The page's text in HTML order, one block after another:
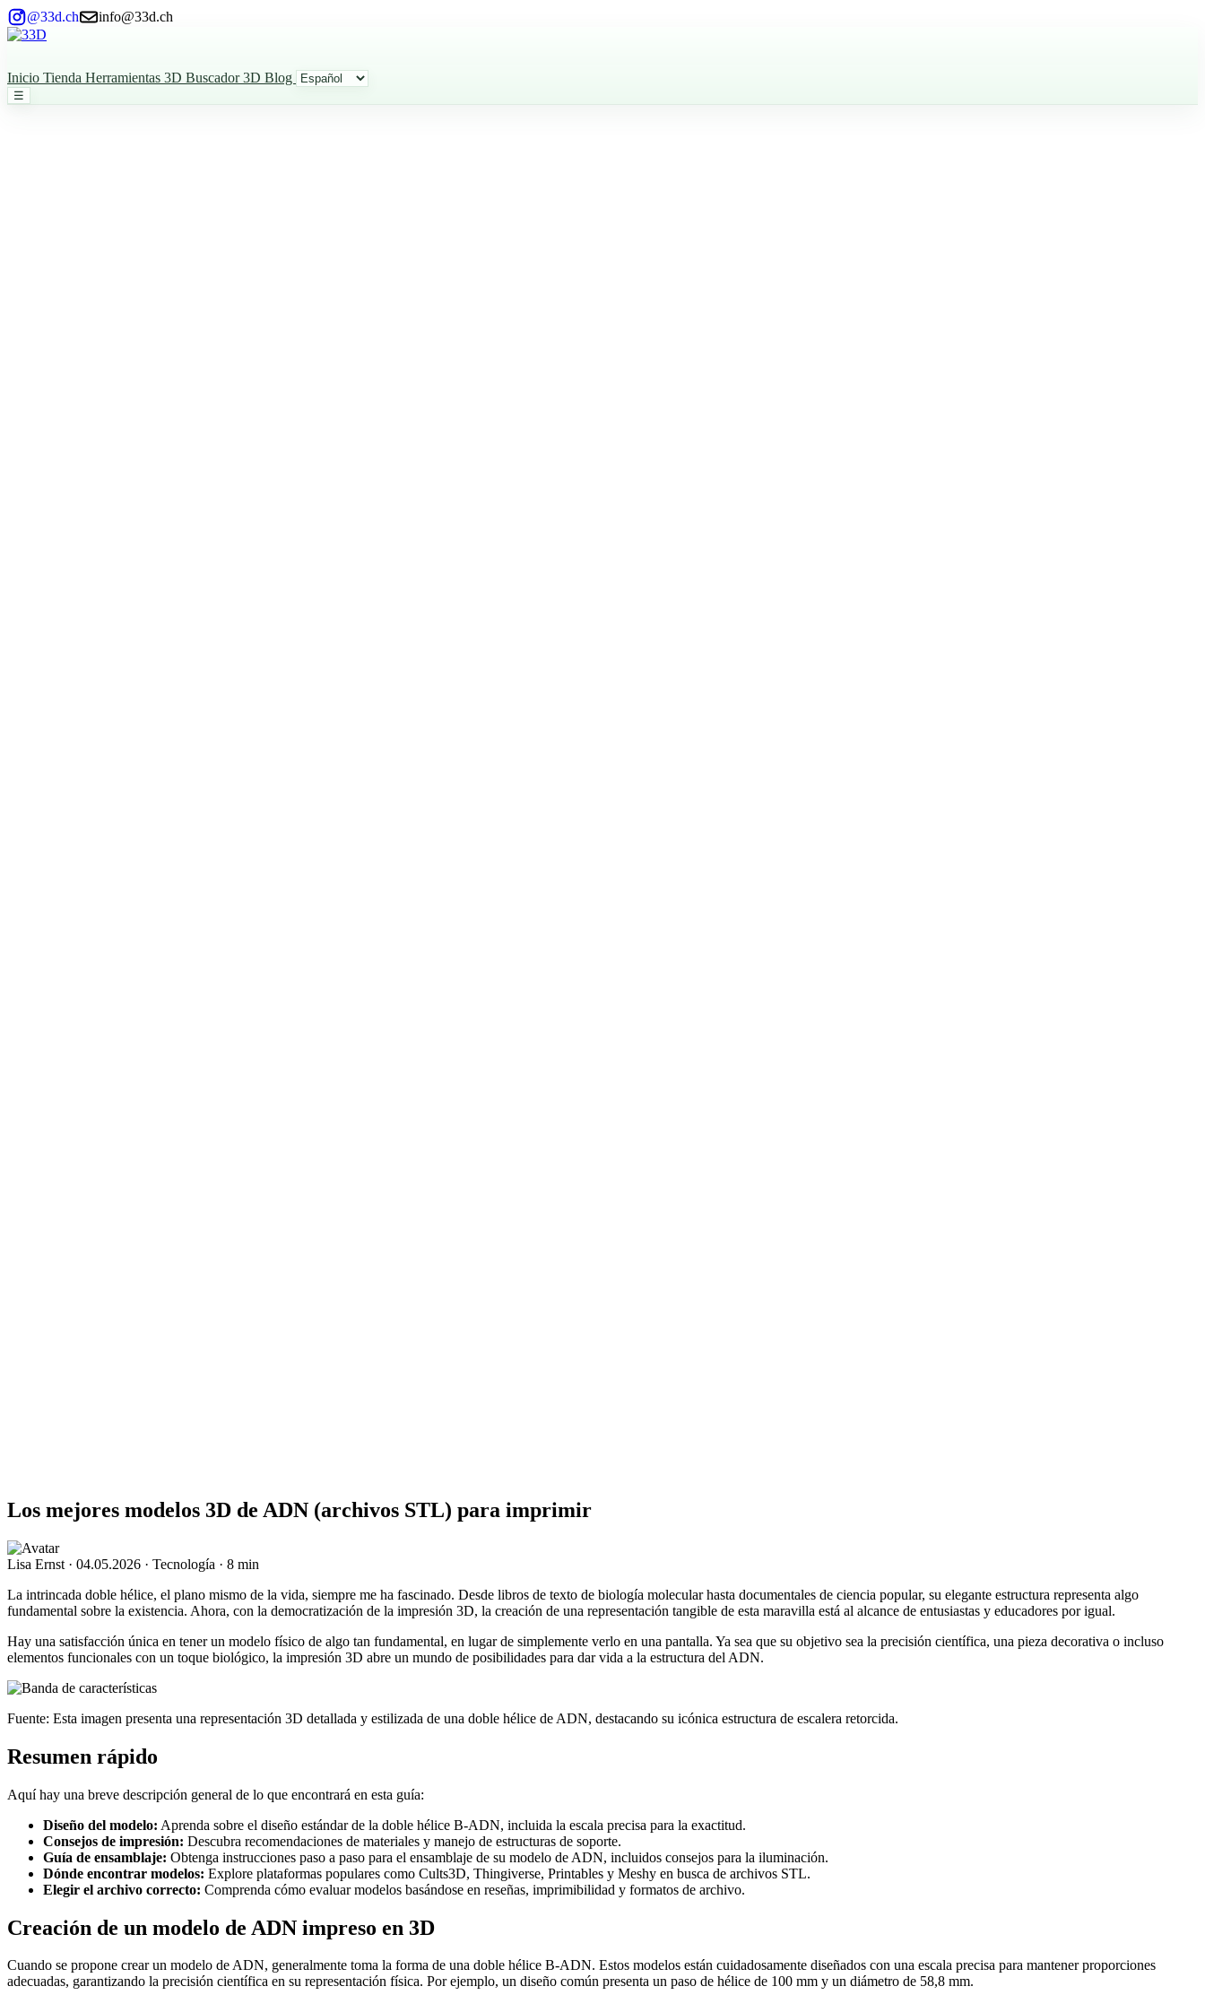
@33d.ch info@33d.ch
Inicio Tienda Herramientas 3D Buscador 3D Blog
☰
Los mejores modelos 3D de ADN (archivos STL) para imprimir
Lisa Ernst · 04.05.2026 · Tecnología · 8 min
La intrincada doble hélice, el plano mismo de la vida, siempre me ha fascinado. Desde libros de texto de biología molecular hasta documentales de ciencia popular, su elegante estructura representa algo
fundamental sobre la existencia. Ahora, con la democratización de la impresión 3D, la creación de una representación tangible de esta maravilla está al alcance de entusiastas y educadores por igual.
Hay una satisfacción única en tener un modelo físico de algo tan fundamental, en lugar de simplemente verlo en una pantalla. Ya sea que su objetivo sea la precisión científica, una pieza decorativa o incluso
elementos funcionales con un toque biológico, la impresión 3D abre un mundo de posibilidades para dar vida a la estructura del ADN.
Fuente: Esta imagen presenta una representación 3D detallada y estilizada de una doble hélice de ADN, destacando su icónica estructura de escalera retorcida.
Resumen rápido
Aquí hay una breve descripción general de lo que encontrará en esta guía:
Diseño del modelo: Aprenda sobre el diseño estándar de la doble hélice B-ADN, incluida la escala precisa para la exactitud.
Consejos de impresión: Descubra recomendaciones de materiales y manejo de estructuras de soporte.
Guía de ensamblaje: Obtenga instrucciones paso a paso para el ensamblaje de su modelo de ADN, incluidos consejos para la iluminación.
Dónde encontrar modelos: Explore plataformas populares como Cults3D, Thingiverse, Printables y Meshy en busca de archivos STL.
Elegir el archivo correcto: Comprenda cómo evaluar modelos basándose en reseñas, imprimibilidad y formatos de archivo.
Creación de un modelo de ADN impreso en 3D
Cuando se propone crear un modelo de ADN, generalmente toma la forma de una doble hélice B-ADN. Estos modelos están cuidadosamente diseñados con una escala precisa para mantener proporciones
adecuadas, garantizando la precisión científica en su representación física. Por ejemplo, un diseño común presenta un paso de hélice de 100 mm y un diámetro de 58,8 mm.